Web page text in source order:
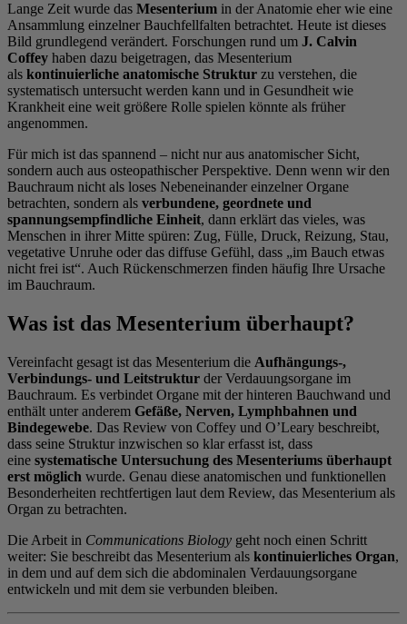
Lange Zeit wurde das Mesenterium in der Anatomie eher wie eine
Ansammlung einzelner Bauchfellfalten betrachtet. Heute ist dieses
Bild grundlegend verändert. Forschungen rund um J. Calvin
Coffey haben dazu beigetragen, das Mesenterium
als kontinuierliche anatomische Struktur zu verstehen, die
systematisch untersucht werden kann und in Gesundheit wie
Krankheit eine weit größere Rolle spielen könnte als früher
angenommen.
Für mich ist das spannend – nicht nur aus anatomischer Sicht,
sondern auch aus osteopathischer Perspektive. Denn wenn wir den
Bauchraum nicht als loses Nebeneinander einzelner Organe
betrachten, sondern als verbundene, geordnete und
spannungsempfindliche Einheit, dann erklärt das vieles, was
Menschen in ihrer Mitte spüren: Zug, Fülle, Druck, Reizung, Stau,
vegetative Unruhe oder das diffuse Gefühl, dass „im Bauch etwas
nicht frei ist“. Auch Rückenschmerzen finden häufig Ihre Ursache
im Bauchraum.
Was ist das Mesenterium überhaupt?
Vereinfacht gesagt ist das Mesenterium die Aufhängungs-,
Verbindungs- und Leitstruktur der Verdauungsorgane im
Bauchraum. Es verbindet Organe mit der hinteren Bauchwand und
enthält unter anderem Gefäße, Nerven, Lymphbahnen und
Bindegewebe. Das Review von Coffey und O’Leary beschreibt,
dass seine Struktur inzwischen so klar erfasst ist, dass
eine systematische Untersuchung des Mesenteriums überhaupt
erst möglich wurde. Genau diese anatomischen und funktionellen
Besonderheiten rechtfertigen laut dem Review, das Mesenterium als
Organ zu betrachten.
Die Arbeit in Communications Biology geht noch einen Schritt
weiter: Sie beschreibt das Mesenterium als kontinuierliches Organ,
in dem und auf dem sich die abdominalen Verdauungsorgane
entwickeln und mit dem sie verbunden bleiben.